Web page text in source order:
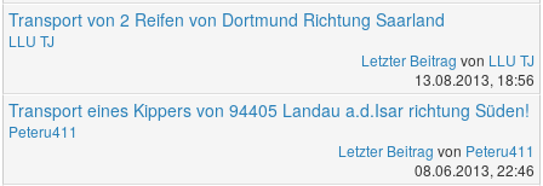
Transport von 2 Reifen von Dortmund Richtung Saarland
LLU TJ
Letzter Beitrag von LLU TJ
13.08.2013, 18:56
Transport eines Kippers von 94405 Landau a.d.Isar richtung Süden!
Peteru411
Letzter Beitrag von Peteru411
08.06.2013, 22:46